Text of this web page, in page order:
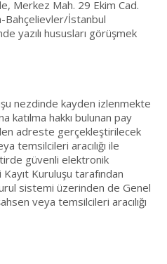
Merkez Mah. 29 Ekim Cad.
Bahçelievler/İstanbul
yazılı hususları görüşmek
nezdinde kayden izlenmekte
katılma hakkı bulunan pay
adreste gerçekleştirilecek
temsilcileri aracılığı ile
güvenli elektronik
Kuruluşu tarafından
sistemi üzerinden de Genel
veya temsilcileri aracılığı